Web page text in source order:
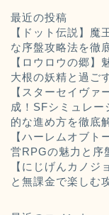
最近の投稿
【ドット伝説】魔
な序盤攻略法を徹
【ロウロウの郷】
大根の妖精と過ご
【スターセイヴァ
成！SFシミュレ
的な進め方を徹底
【ハーレムオブト
営RPGの魅力と序
【にじげんカノジ
と無課金で楽しむ